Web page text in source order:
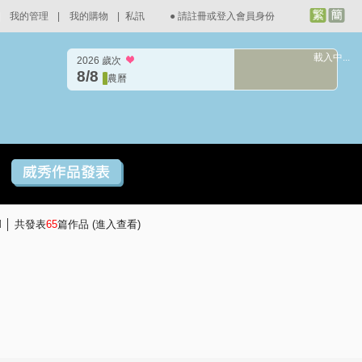
我的管理 我的購物 私訊 ● 請註冊或登入會員身份
2026 歲次
8/8 農曆
載入中...
│ 共發表65篇作品 (進入查看)